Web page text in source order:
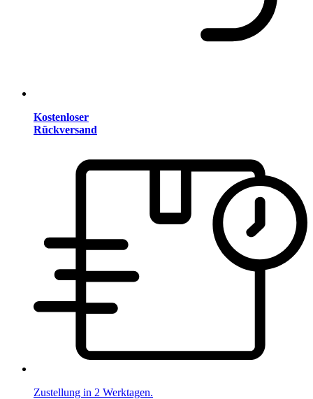
Kostenloser
Rückversand
Zustellung in 2 Werktagen.